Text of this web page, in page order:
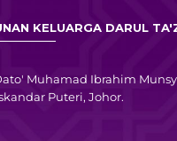
KELUARGA DARUL
Muhamad Ibrahim
Puteri, Johor.